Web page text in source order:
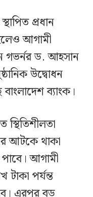
প্রধান
আগামী
গভর্নর ড. আহসান
উদ্বোধন
ব্যাংক।
স্থিতিশীলতা
আটকে থাকা
আগামী
টাকা পর্যন্ত